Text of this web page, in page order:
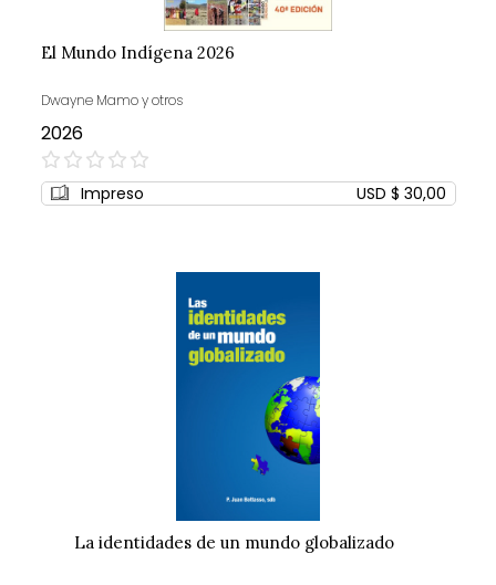
El Mundo Indígena 2026
Dwayne Mamo y otros
2026
0%
Impreso USD $ 30,00
La identidades de un mundo globalizado